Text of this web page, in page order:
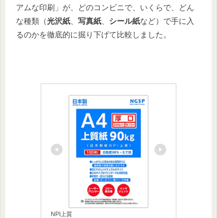
アムな印刷」が、どのコンビニで、いくらで、どん
な種類（光沢紙 写真紙 シール紙など）で手に入
るのかを徹底的に掘り下げて比較しました。
NPI上質